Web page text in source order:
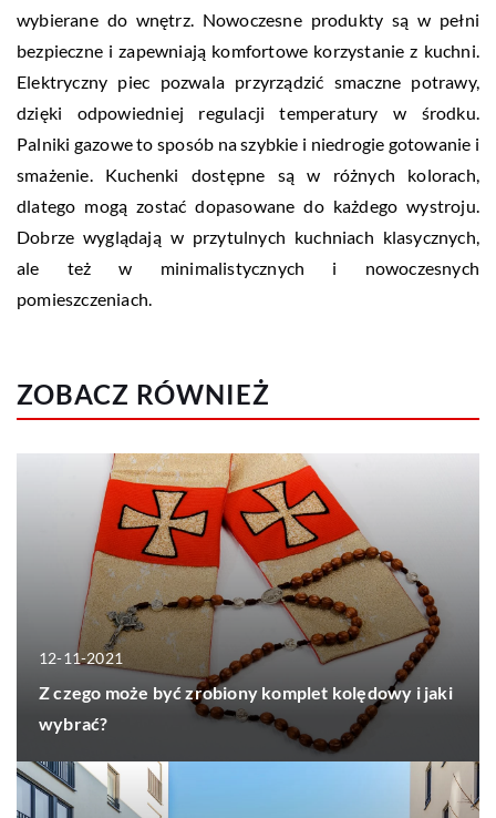
wybierane do wnętrz. Nowoczesne produkty są w pełni
bezpieczne i zapewniają komfortowe korzystanie z kuchni.
Elektryczny piec pozwala przyrządzić smaczne potrawy,
dzięki odpowiedniej regulacji temperatury w środku.
Palniki gazowe to sposób na szybkie i niedrogie gotowanie i
smażenie. Kuchenki dostępne są w różnych kolorach,
dlatego mogą zostać dopasowane do każdego wystroju.
Dobrze wyglądają w przytulnych kuchniach klasycznych,
ale też w minimalistycznych i nowoczesnych
pomieszczeniach.
ZOBACZ RÓWNIEŻ
12-11-2021
Z czego może być zrobiony komplet kolędowy i jaki
wybrać?